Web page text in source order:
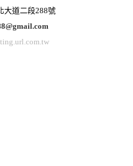
大道二段288號